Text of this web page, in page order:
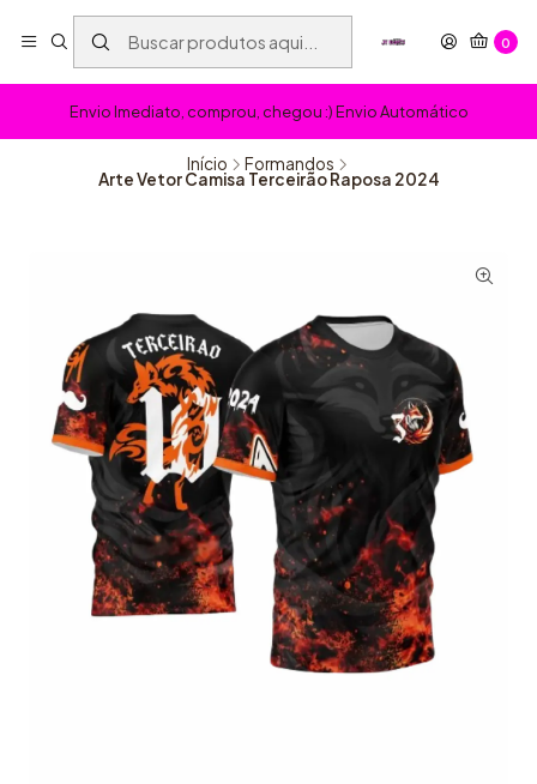
0
Envio Imediato, comprou, chegou :) Envio Automático
Início Formandos
Arte Vetor Camisa Terceirão Raposa 2024